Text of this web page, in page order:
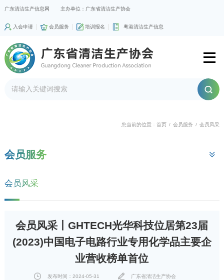
广东清洁生产信息网 主办单位：广东省清洁生产协会
入会申请 会员服务 培训报名 粤港清洁生产信息
您当前的位置：首页 / 会员服务 / 会员风采
会员服务
会员风采
会员风采丨GHTECH光华科技位居第23届
(2023)中国电子电路行业专用化学品主要企
业营收榜单首位
发布时间：2024-05-31 广东省清洁生产协会